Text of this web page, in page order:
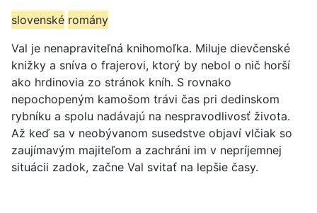
slovenské romány
Val je nenapraviteľná knihomoľka. Miluje dievčenské
knižky a sníva o frajerovi, ktorý by nebol o nič horší
ako hrdinovia zo stránok kníh. S rovnako
nepochopeným kamošom trávi čas pri dedinskom
rybníku a spolu nadávajú na nespravodlivosť života.
Až keď sa v neobývanom susedstve objaví vlčiak so
zaujímavým majiteľom a zachráni im v nepríjemnej
situácii zadok, začne Val svitať na lepšie časy.